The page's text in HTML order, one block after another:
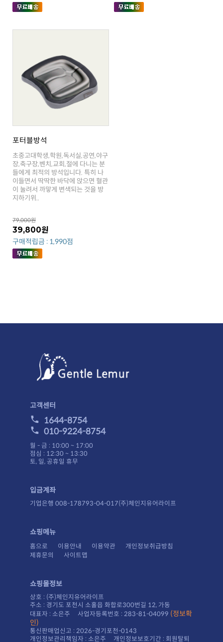
포터블방석
지하기위..
79,000원
39,800원
구매적립금 : 1,990점
고객센터
1644-8754
010-9224-8754
월 - 금 : 10:00 ~ 17:00
점심 : 12:30 ~ 13:30
토, 일, 공휴일 휴무
입금계좌
기업은행 008-178793-04-017(주)체인지유어라이프
쇼핑메뉴
홈으로 이용안내 이용약관
개인정보취급방침
제휴문의
사이트맵
쇼핑몰정보
상호 : (주)체인지유어라이프
주소 : 경기도 포천시 소홀읍 화합로300번길 12, 가동
대표자 : 소은주 사업자등록번호 : 283-81-04099
인)
통신판매업신고 : 2026-경기포천-0143